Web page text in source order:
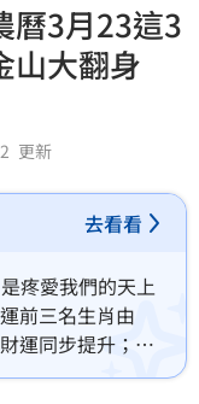
曆3月23這3
大翻身
更新
去看看
疼愛我們的天上
前三名生肖由
運同步提升；雞
進財機會；豬寶